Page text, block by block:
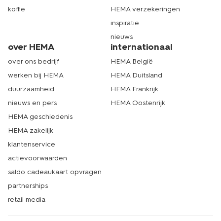
koffie
HEMA verzekeringen
inspiratie
nieuws
over HEMA
over ons bedrijf
werken bij HEMA
duurzaamheid
nieuws en pers
HEMA geschiedenis
HEMA zakelijk
klantenservice
actievoorwaarden
saldo cadeaukaart opvragen
partnerships
retail media
internationaal
HEMA België
HEMA Duitsland
HEMA Frankrijk
HEMA Oostenrijk